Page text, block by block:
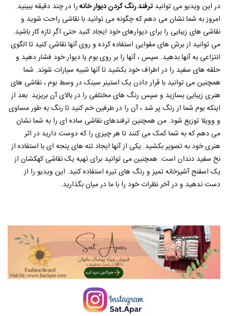
در این ویدیو می توانید ترفند رنگ کردن دیوار خانهرا در چند دقیقه ببینید.
امروز به شما نشان می دهم که چگونه می توانید با نقاشی راحت شوید و
نقاشی های زیبایی را برای دیوارهای خود ایجاد کنید حتی اگر تازه کار باشید.
می توانید از برش های مقوایی استفاده کرده و روی آنها نقاشی کنید تا الگوی
انتزاعی به آنها بدهید. سپس ، آنها را بر روی بوم یا دیوار خود فشار دهید و
حلقه های سفید را در اطراف خود بکشید تا آنها شبیه سیارات شوند. شما
همچنین می توانید با قرار دادن یک استینر سینک در وسط بوم ، نقاشی های
هنری زیبایی بسازید و سپس رنگ های مختلفی را در بالای آن بریزید. بعد از
اینکه بوم شما از رنگ پر شد ، آن را در طرفین خم کنید تا رنگ به طور مساوی
و وویلا توزیع شود. من همچنین ترفندهای نقاشی ساده ای را به شما نشان
می دهم که به شما کمک می کنند تا هر چیزی را که دوست دارید در اثر
هنری خود به تصویر بکشید. یکی از آنها ایجاد تنه های پنجه ای با استفاده از
نخ سفید دندان است. همچنین می توانید برای تهیه یک نقاشی کهکشان از
یک اسفنج آشپزخانه تمیز و رنگ های تیره استفاده کنید. این ویدیو را از
دست ندهید و در آخر نظرات خود را با ما در میان بگذارید.